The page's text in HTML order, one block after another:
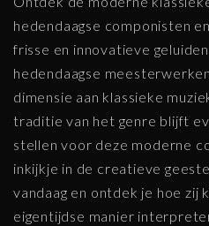
hedendaagse componisten
frisse en innovatieve
hedendaagse
dimensie aan klassieke
traditie van het genre blijft
stellen voor deze moderne
inkijkje in de creatieve
vandaag en ontdek je hoe zij
eigentijdse manier